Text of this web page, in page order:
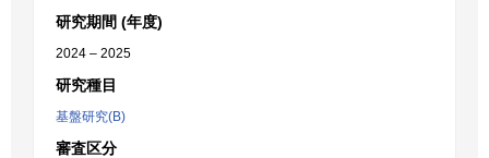
研究期間 (年度)
2024 – 2025
研究種目
基盤研究(B)
審査区分